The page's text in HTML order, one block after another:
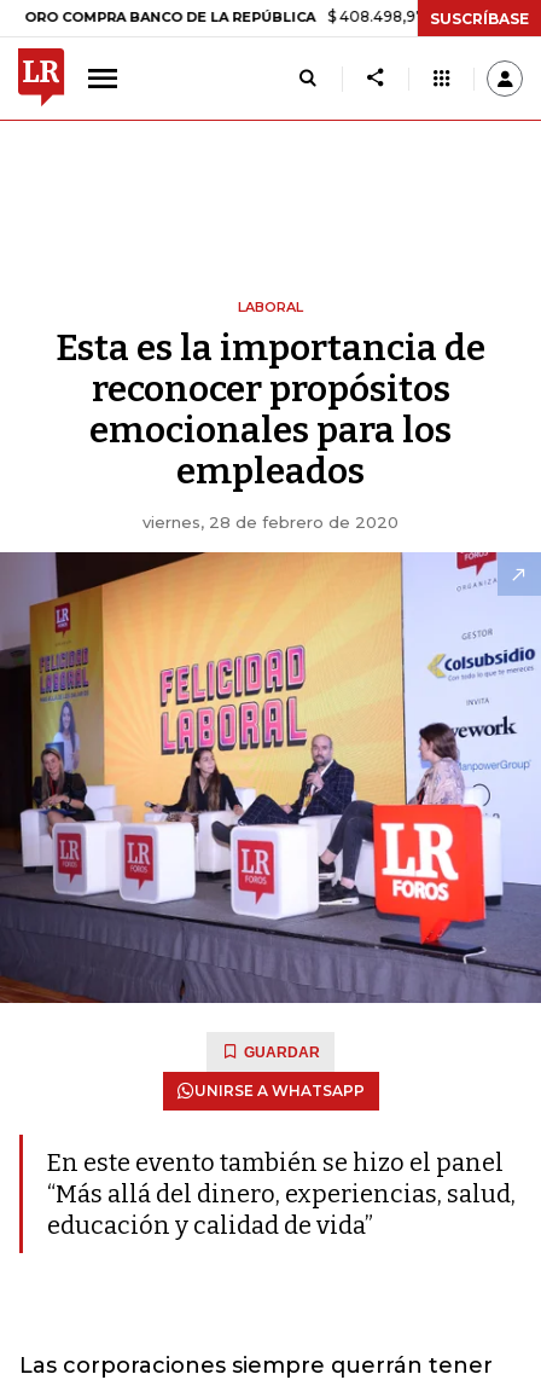
BANCO DE LA REPÚBLICA $ 408.498,97 +$ 8.753,81 +2,19%
SUSCRÍBASE
LABORAL
Esta es la importancia de
reconocer propósitos
emocionales para los
empleados
viernes, 28 de febrero de 2020
GUARDAR
UNIRSE A WHATSAPP
En este evento también se hizo el panel
“Más allá del dinero, experiencias, salud,
educación y calidad de vida”
Las corporaciones siempre querrán tener